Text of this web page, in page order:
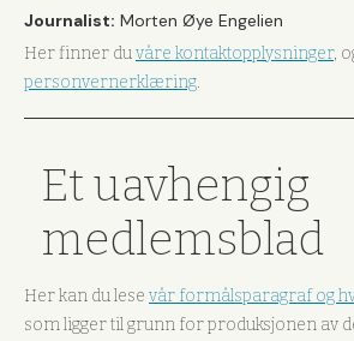
Journalist: Morten Øye Engelien
Her finner duvåre kontaktopplysninger,
personvernerklæring.
Et uavhengig
medlemsblad
Her kan du lese vår formålsparagraf og
som ligger til grunn for produksjonen av